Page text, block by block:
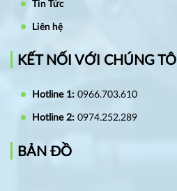
Tin Tức
Liên hệ
KẾT NỐI VỚI CHÚNG TÔI
Hotline 1: 0966.703.610
Hotline 2: 0974.252.289
BẢN ĐỒ